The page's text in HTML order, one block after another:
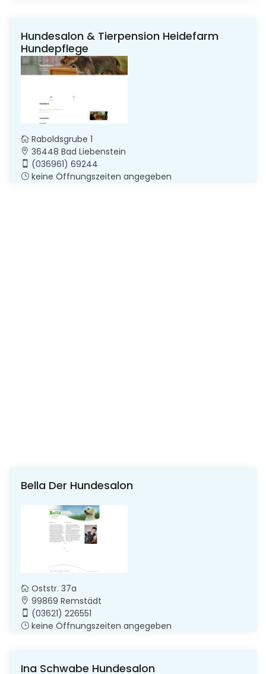
Hundesalon & Tierpension Heidefarm
Hundepflege
Raboldsgrube 1
36448 Bad Liebenstein
(036961) 69244
keine Öffnungszeiten angegeben
Bella Der Hundesalon
Oststr. 37a
99869 Remstädt
(03621) 226551
keine Öffnungszeiten angegeben
Ina Schwabe Hundesalon